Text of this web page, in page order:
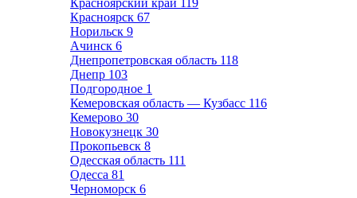
Красноярский край 119
Красноярск 67
Норильск 9
Ачинск 6
Днепропетровская область 118
Днепр 103
Подгородное 1
Кемеровская область — Кузбасс 116
Кемерово 30
Новокузнецк 30
Прокопьевск 8
Одесская область 111
Одесса 81
Черноморск 6